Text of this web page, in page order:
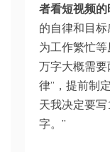
者看短视频
的自律和目
为工作繁忙
万字大概需要
律”，提前制
天我决定要
字。”